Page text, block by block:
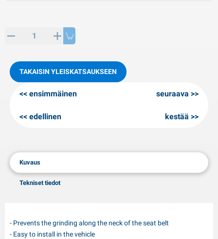
KO artikkeleita
TAKAISIN YLEISKATSAUKSEEN
ensimmäinen
edellinen
seuraava
kestää
Kuvaus
Tekniset tiedot
- Prevents the grinding along the neck of the seat belt
- Easy to install in the vehicle